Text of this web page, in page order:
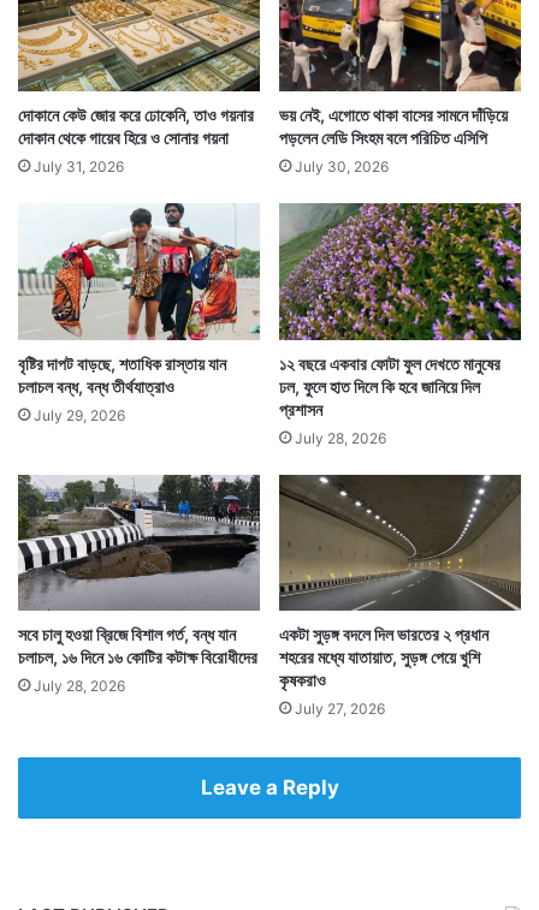
এদিকে পঞ্চম বার বিয়ে করতে বসা শফি আহমেদের এই পঞ্চম বিয়ের
কথা পুলিশে আগেই জানিয়েছিল তাঁর ছেলেমেয়েরা। সেইমত পুলিশ
এসে তাঁকে গ্রেফতার করে। ঘটনাটি ঘটেছে উত্তরপ্রদেশের
সীতাপুরে। — সংবাদ সংস্থার সাহায্য নিয়ে লেখা
Tags
দোকানে কেউ জোর করে ঢোকেনি, তাও গয়নার
দোকান থেকে গায়েব হিরে ও সোনার গয়না
July 31, 2026
ভয় নেই, এগোতে থাকা বাসের সামনে দাঁড়িয়ে
পড়লেন লেডি সিংহম বলে পরিচিত এসিপি
July 30, 2026
বৃষ্টির দাপট বাড়ছে, শতাধিক রাস্তায় যান
চলাচল বন্ধ, বন্ধ তীর্থযাত্রাও
July 29, 2026
১২ বছরে একবার ফোটা ফুল দেখতে মানুষের
ঢল, ফুলে হাত দিলে কি হবে জানিয়ে দিল
প্রশাসন
July 28, 2026
সবে চালু হওয়া ব্রিজে বিশাল গর্ত, বন্ধ যান
চলাচল, ১৬ দিনে ১৬ কোটির কটাক্ষ বিরোধীদের
July 28, 2026
একটা সুড়ঙ্গ বদলে দিল ভারতের ২ প্রধান
শহরের মধ্যে যাতায়াত, সুড়ঙ্গ পেয়ে খুশি
কৃষকরাও
July 27, 2026
Leave a Reply